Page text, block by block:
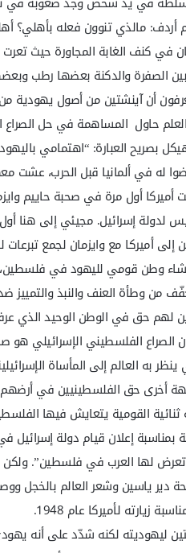
أردف: مالذي تنوون فعله بأهلي؟
في كنف الغابة المجاورة حيث
بين الصفرة والدكنة بعضها رطب
أن آينشتين من أصول يهودية
حاول المساهمة في حل الصراع
بصريح العبارة: “اهتمامي
له في ألمانيا قبل الحرب، عشت
أميركا أول مرة في صحبة حاييم
إسرائيل. مجيئي إلى هنا أول مرة سنة 1921
إلى أميركا مع وايزمان لجمع
وطن قومي لليهود في
من وطأة العنف والنبذ
حق في الوطن الوحيد الذي
الصراع الفلسطيني الإسرائيلي هو
ينظر به العالم إلى المأساة
أخرى حق الفلسطينيين في أرضهم
ثنائية القومية يتعايش فيها
تعرض لها العرب في فلسطين”. ولكن
دير ياسين وشعر العالم بالخجل
زيارته لأميركا عام 1948.
ليهوديته لكنه شدّد على أنه